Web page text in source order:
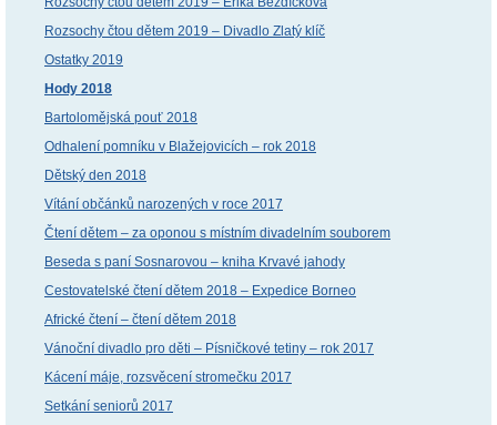
Rozsochy čtou dětem 2019 – Divadlo Zlatý klíč
Ostatky 2019
Hody 2018
Bartolomějská pouť 2018
Odhalení pomníku v Blažejovicích – rok 2018
Dětský den 2018
Vítání občánků narozených v roce 2017
Čtení dětem – za oponou s místním divadelním souborem
Beseda s paní Sosnarovou – kniha Krvavé jahody
Cestovatelské čtení dětem 2018 – Expedice Borneo
Africké čtení – čtení dětem 2018
Vánoční divadlo pro děti – Písničkové tetiny – rok 2017
Kácení máje, rozsvěcení stromečku 2017
Setkání seniorů 2017